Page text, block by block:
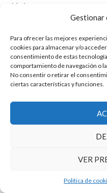
Gestionar
Para ofrecer las mejores
cookies para almacenar y/o
consentimiento de estas
comportamiento de navegación o
No consentir o retirar el
ciertas características y funciones.
VER
Política de
Link
El grupo de investigación en
del
Copyright © 2025 ·Monta tu
Cookies|Política
Copyright © 2025 ·Tema para